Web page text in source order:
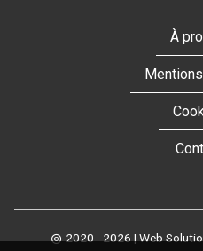
À
2020 - 2026| Web